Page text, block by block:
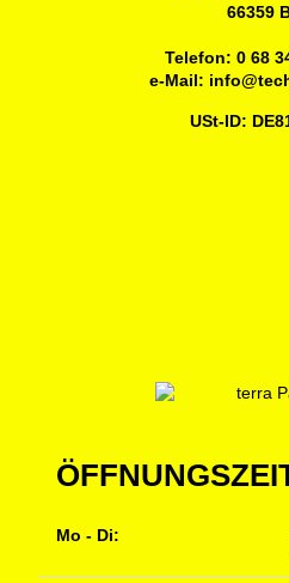
66359
Telefon:0 68
e-Mail:
USt-ID:
Mo - Di: